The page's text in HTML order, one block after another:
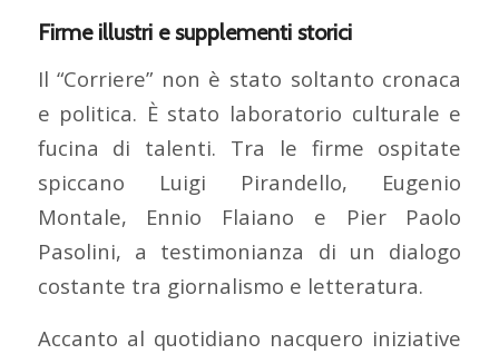
Firme illustri e supplementi storici
Il “Corriere” non è stato soltanto cronaca
e politica. È stato laboratorio culturale e
fucina di talenti. Tra le firme ospitate
spiccano Luigi Pirandello, Eugenio
Montale, Ennio Flaiano e Pier Paolo
Pasolini, a testimonianza di un dialogo
costante tra giornalismo e letteratura.
Accanto al quotidiano nacquero iniziative